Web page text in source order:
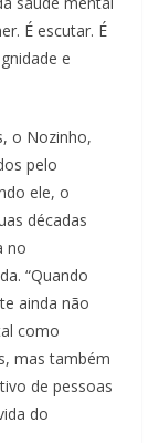
É escutar. É
e
o Nozinho,
pelo
ele, o
décadas
no
“Quando
ainda não
como
mas também
de pessoas
do